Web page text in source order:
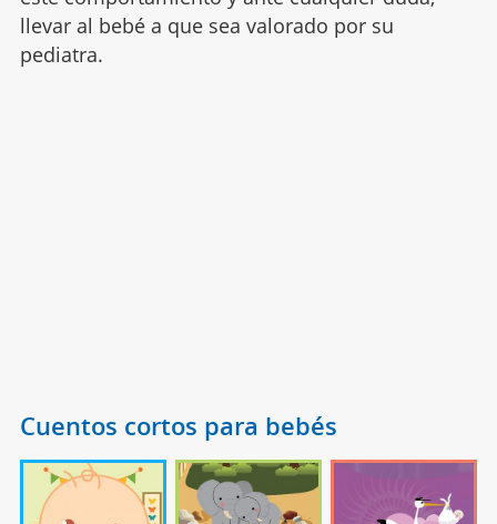
llevar al bebé a que sea valorado por su
pediatra.
Cuentos cortos para bebés